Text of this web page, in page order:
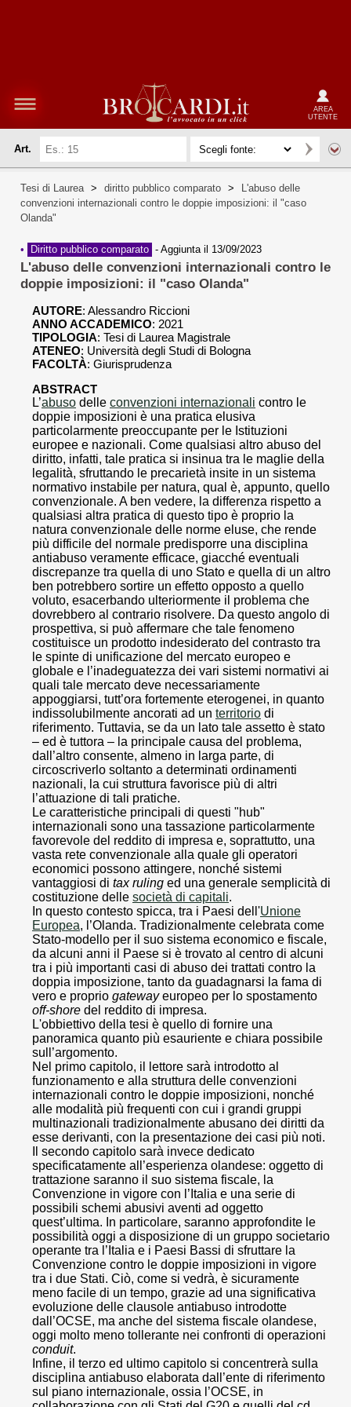
AREA
UTENTE
Art.
Tesi di Laurea > diritto pubblico comparato >
L'abuso delle
convenzioni internazionali contro le doppie imposizioni: il "caso
Olanda"
• Diritto pubblico comparato - Aggiunta il 13/09/2023
L'abuso delle convenzioni internazionali contro le
doppie imposizioni: il "caso Olanda"
AUTORE: Alessandro Riccioni
ANNO ACCADEMICO: 2021
TIPOLOGIA: Tesi di Laurea Magistrale
ATENEO: Università degli Studi di Bologna
FACOLTÀ: Giurisprudenza
ABSTRACT
L’abuso delle convenzioni internazionali contro le
doppie imposizioni è una pratica elusiva
particolarmente preoccupante per le Istituzioni
europee e nazionali. Come qualsiasi altro abuso del
diritto, infatti, tale pratica si insinua tra le maglie della
legalità, sfruttando le precarietà insite in un sistema
normativo instabile per natura, qual è, appunto, quello
convenzionale. A ben vedere, la differenza rispetto a
qualsiasi altra pratica di questo tipo è proprio la
natura convenzionale delle norme eluse, che rende
più difficile del normale predisporre una disciplina
antiabuso veramente efficace, giacché eventuali
discrepanze tra quella di uno Stato e quella di un altro
ben potrebbero sortire un effetto opposto a quello
voluto, esacerbando ulteriormente il problema che
dovrebbero al contrario risolvere. Da questo angolo di
prospettiva, si può affermare che tale fenomeno
costituisce un prodotto indesiderato del contrasto tra
le spinte di unificazione del mercato europeo e
globale e l’inadeguatezza dei vari sistemi normativi ai
quali tale mercato deve necessariamente
appoggiarsi, tutt’ora fortemente eterogenei, in quanto
indissolubilmente ancorati ad un territorio di
riferimento. Tuttavia, se da un lato tale assetto è stato
– ed è tuttora – la principale causa del problema,
dall’altro consente, almeno in larga parte, di
circoscriverlo soltanto a determinati ordinamenti
nazionali, la cui struttura favorisce più di altri
l’attuazione di tali pratiche.
Le caratteristiche principali di questi "hub"
internazionali sono una tassazione particolarmente
favorevole del reddito di impresa e, soprattutto, una
vasta rete convenzionale alla quale gli operatori
economici possono attingere, nonché sistemi
vantaggiosi di tax ruling ed una generale semplicità di
costituzione delle società di capitali.
In questo contesto spicca, tra i Paesi dell'Unione
Europea, l’Olanda. Tradizionalmente celebrata come
Stato-modello per il suo sistema economico e fiscale,
da alcuni anni il Paese si è trovato al centro di alcuni
tra i più importanti casi di abuso dei trattati contro la
doppia imposizione, tanto da guadagnarsi la fama di
vero e proprio gatewayeuropeo per lo spostamento
off-shore del reddito di impresa.
L'obbiettivo della tesi è quello di fornire una
panoramica quanto più esauriente e chiara possibile
sull’argomento.
Nel primo capitolo, il lettore sarà introdotto al
funzionamento e alla struttura delle convenzioni
internazionali contro le doppie imposizioni, nonché
alle modalità più frequenti con cui i grandi gruppi
multinazionali tradizionalmente abusano dei diritti da
esse derivanti, con la presentazione dei casi più noti.
Il secondo capitolo sarà invece dedicato
specificatamente all’esperienza olandese: oggetto di
trattazione saranno il suo sistema fiscale, la
Convenzione in vigore con l’Italia e una serie di
possibili schemi abusivi aventi ad oggetto
quest’ultima. In particolare, saranno approfondite le
possibilità oggi a disposizione di un gruppo societario
operante tra l’Italia e i Paesi Bassi di sfruttare la
Convenzione contro le doppie imposizioni in vigore
tra i due Stati. Ciò, come si vedrà, è sicuramente
meno facile di un tempo, grazie ad una significativa
evoluzione delle clausole antiabuso introdotte
dall’OCSE, ma anche del sistema fiscale olandese,
oggi molto meno tollerante nei confronti di operazioni
conduit.
Infine, il terzo ed ultimo capitolo si concentrerà sulla
disciplina antiabuso elaborata dall’ente di riferimento
sul piano internazionale, ossia l’OCSE, in